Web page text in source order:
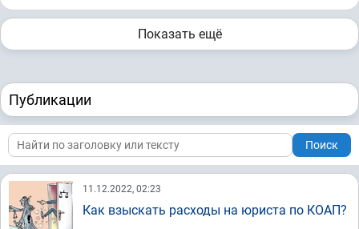
Показать ещё
Публикации
Поиск
11.12.2022, 02:23
Как взыскать расходы на юриста по КОАП?